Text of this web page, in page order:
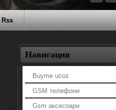
Rss
Навигация
Buyme ucoz
GSM телефони
Gsm аксесоари